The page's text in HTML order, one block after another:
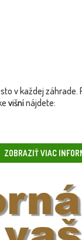
v každej záhrade.
višnínájdete:
výsadbu.
dopravou –
ZOBRAZIŤ VIAC